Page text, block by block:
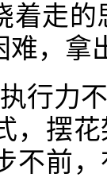
着走
难，拿
行力
，摆
不前